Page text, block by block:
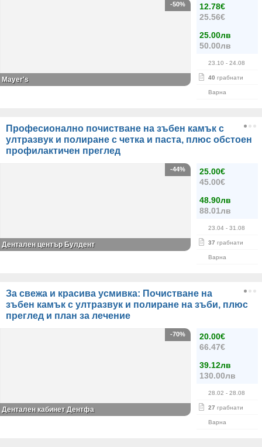
12.78€
25.56€
25.00лв
50.00лв
23.10 - 24.08
40 грабнати
Варна
-50%
Mayer's
Професионално почистване на зъбен камък с
ултразвук и полиране с четка и паста, плюс обстоен
профилактичен преглед
25.00€
45.00€
48.90лв
88.01лв
23.04 - 31.08
37 грабнати
Варна
-44%
Дентален център Булдент
За свежа и красива усмивка: Почистване на
зъбен камък с ултразвук и полиране на зъби, плюс
преглед и план за лечение
20.00€
66.47€
39.12лв
130.00лв
28.02 - 28.08
27 грабнати
Варна
-70%
Дентален кабинет Дентфа